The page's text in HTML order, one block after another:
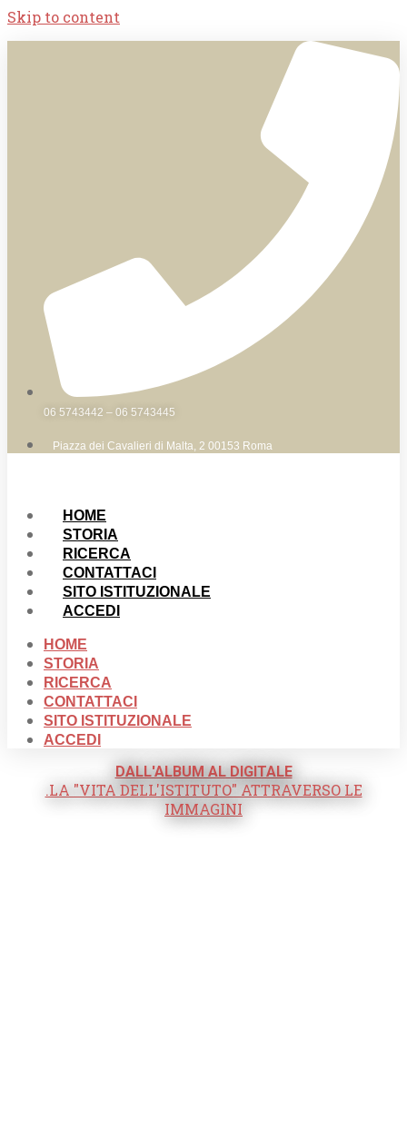
Skip to content
06 5743442 – 06 5743445
Piazza dei Cavalieri di Malta, 2 00153 Roma
HOME
STORIA
RICERCA
CONTATTACI
SITO ISTITUZIONALE
ACCEDI
HOME
STORIA
RICERCA
CONTATTACI
SITO ISTITUZIONALE
ACCEDI
DALL'ALBUM AL DIGITALE
.LA "VITA DELL'ISTITUTO" ATTRAVERSO LE
IMMAGINI